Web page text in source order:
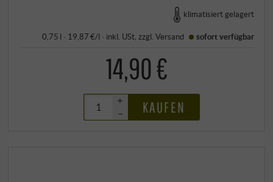
klimatisiert gelagert
0,75 l · 19,87 €/l · inkl. USt , zzgl.Versand sofort verfügbar
14,90 €
+
–
KAUFEN